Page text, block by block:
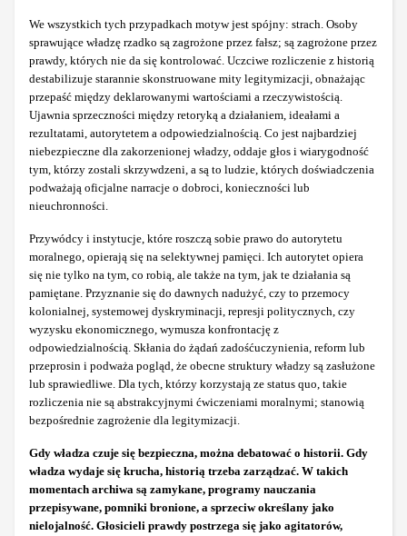
We wszystkich tych przypadkach motyw jest spójny: strach. Osoby
sprawujące władzę rzadko są zagrożone przez fałsz; są zagrożone przez
prawdy, których nie da się kontrolować. Uczciwe rozliczenie z historią
destabilizuje starannie skonstruowane mity legitymizacji, obnażając
przepaść między deklarowanymi wartościami a rzeczywistością.
Ujawnia sprzeczności między retoryką a działaniem, ideałami a
rezultatami, autorytetem a odpowiedzialnością. Co jest najbardziej
niebezpieczne dla zakorzenionej władzy, oddaje głos i wiarygodność
tym, którzy zostali skrzywdzeni, a są to ludzie, których doświadczenia
podważają oficjalne narracje o dobroci, konieczności lub
nieuchronności.
Przywódcy i instytucje, które roszczą sobie prawo do autorytetu
moralnego, opierają się na selektywnej pamięci. Ich autorytet opiera
się nie tylko na tym, co robią, ale także na tym, jak te działania są
pamiętane. Przyznanie się do dawnych nadużyć, czy to przemocy
kolonialnej, systemowej dyskryminacji, represji politycznych, czy
wyzysku ekonomicznego, wymusza konfrontację z
odpowiedzialnością. Skłania do żądań zadośćuczynienia, reform lub
przeprosin i podważa pogląd, że obecne struktury władzy są zasłużone
lub sprawiedliwe. Dla tych, którzy korzystają ze status quo, takie
rozliczenia nie są abstrakcyjnymi ćwiczeniami moralnymi; stanowią
bezpośrednie zagrożenie dla legitymizacji.
Gdy władza czuje się bezpieczna, można debatować o historii. Gdy
władza wydaje się krucha, historią trzeba zarządzać. W takich
momentach archiwa są zamykane, programy nauczania
przepisywane, pomniki bronione, a sprzeciw określany jako
nielojalność. Głosicieli prawdy postrzega się jako agitatorów,